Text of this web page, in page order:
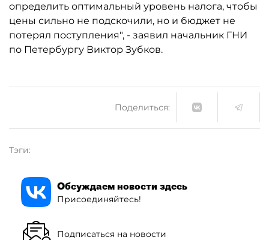
определить оптимальный уровень налога, чтобы
цены сильно не подскочили, но и бюджет не
потерял поступления", - заявил начальник ГНИ
по Петербургу Виктор Зубков.
Поделиться:
Тэги:
Обсуждаем новости здесь
Присоединяйтесь!
Подписаться на новости